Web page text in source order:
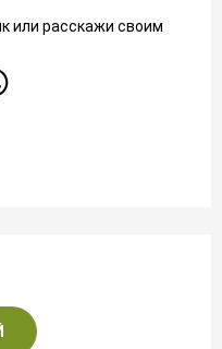
или расскажи своим